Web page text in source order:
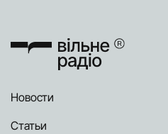
Новости
Статьи